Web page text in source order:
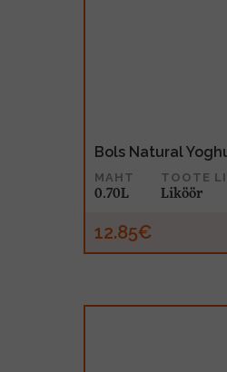
Bols Natural
MAHT
0.70L
TOOTE
Liköör
12.85€